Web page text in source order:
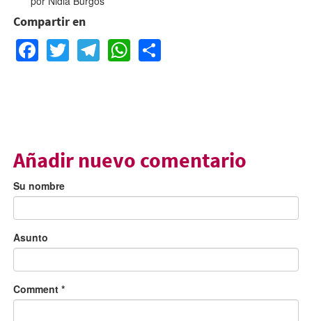
Compartir en
Facebook
TwitterTelegram
WhatsApp
Share
Añadir nuevo comentario
Su nombre
Asunto
Comment *